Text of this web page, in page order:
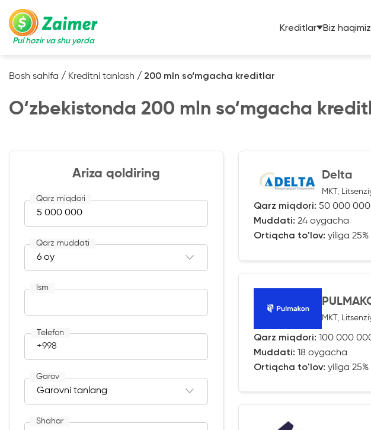
Pul hozir va shu yerda
Kreditlar Biz
Bosh sahifa / Kreditni tanlash / 200 mln so‘mgacha kreditlar
O‘zbekistonda 200 mln so‘mgacha
Ariza qoldiring
Qarz miqdori
Qarz muddati
Ism
Telefon
+998
Garov
Shahar
Delta
MKT,
Qarz miqdori: 50 000 000
Muddati: 24 oygacha
Ortiqcha to'lov: yiliga
MKT,
Qarz miqdori: 100 000
Muddati: 18 oygacha
Ortiqcha to'lov: yiliga